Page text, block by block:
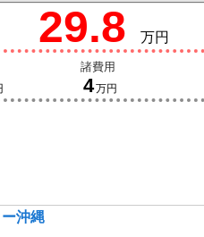
29.8 万円
諸費用
4万円
沖縄